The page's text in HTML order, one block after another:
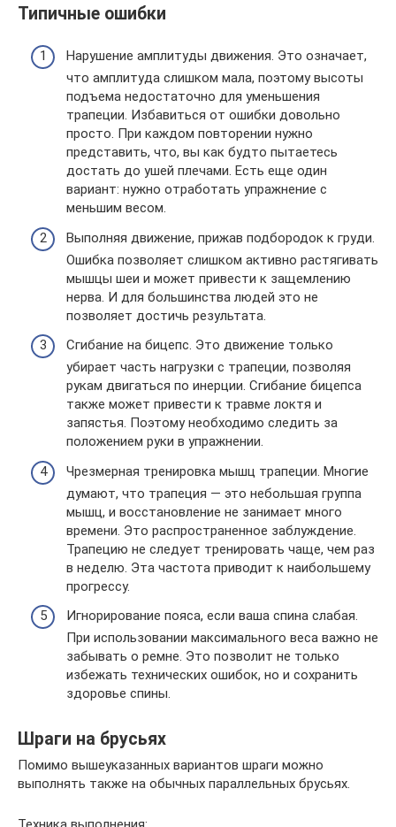
Типичные ошибки
Нарушение амплитуды движения. Это означает,
что амплитуда слишком мала, поэтому высоты
подъема недостаточно для уменьшения
трапеции. Избавиться от ошибки довольно
просто. При каждом повторении нужно
представить, что, вы как будто пытаетесь
достать до ушей плечами. Есть еще один
вариант: нужно отработать упражнение с
меньшим весом.
Выполняя движение, прижав подбородок к груди.
Ошибка позволяет слишком активно растягивать
мышцы шеи и может привести к защемлению
нерва. И для большинства людей это не
позволяет достичь результата.
Сгибание на бицепс. Это движение только
убирает часть нагрузки с трапеции, позволяя
рукам двигаться по инерции. Сгибание бицепса
также может привести к травме локтя и
запястья. Поэтому необходимо следить за
положением руки в упражнении.
Чрезмерная тренировка мышц трапеции. Многие
думают, что трапеция — это небольшая группа
мышц, и восстановление не занимает много
времени. Это распространенное заблуждение.
Трапецию не следует тренировать чаще, чем раз
в неделю. Эта частота приводит к наибольшему
прогрессу.
Игнорирование пояса, если ваша спина слабая.
При использовании максимального веса важно не
забывать о ремне. Это позволит не только
избежать технических ошибок, но и сохранить
здоровье спины.
Шраги на брусьях
Помимо вышеуказанных вариантов шраги можно
выполнять также на обычных параллельных брусьях.